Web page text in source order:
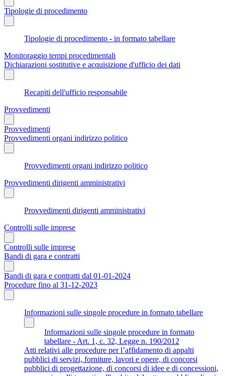
Tipologie di procedimento
Tipologie di procedimento - in formato tabellare
Monitoraggio tempi procedimentali
Dichiarazioni sostitutive e acquisizione d'ufficio dei dati
Recapiti dell'ufficio responsabile
Provvedimenti
Provvedimenti
Provvedimenti organi indirizzo politico
Provvedimenti organi indirizzo politico
Provvedimenti dirigenti amministrativi
Provvedimenti dirigenti amministrativi
Controlli sulle imprese
Controlli sulle imprese
Bandi di gara e contratti
Bandi di gara e contratti dal 01-01-2024
Procedure fino al 31-12-2023
Informazioni sulle singole procedure in formato tabellare
Informazioni sulle singole procedure in formato
tabellare - Art. 1, c. 32, Legge n. 190/2012
Atti relativi alle procedure per l’affidamento di appalti
pubblici di servizi, forniture, lavori e opere, di concorsi
pubblici di progettazione, di concorsi di idee e di concessioni,